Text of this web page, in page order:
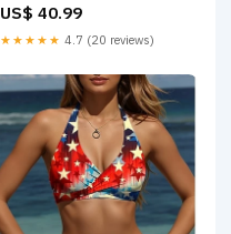
Beach Wear Color Scoop Neck
Sleeveless Bathing Suits V
US$ 40.99
★★★★★ 4.7 (20 reviews)